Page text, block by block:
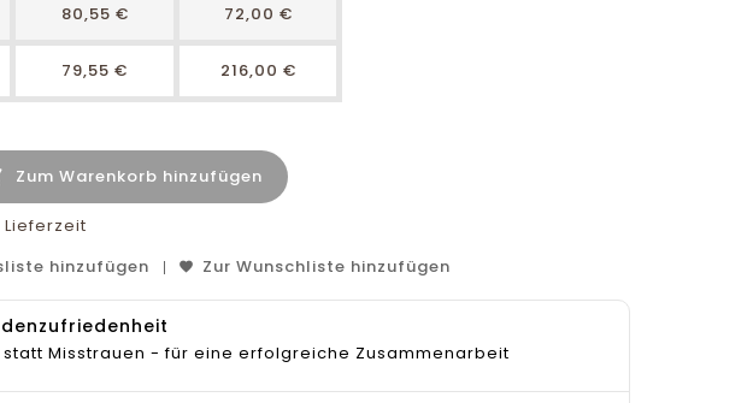
80,55 € 72,00 €
79,55 € 216,00 €
Zum Warenkorb hinzufügen
hinzufügen
Zur Wunschliste hinzufügen
Misstrauen - für eine erfolgreiche Zusammenarbeit